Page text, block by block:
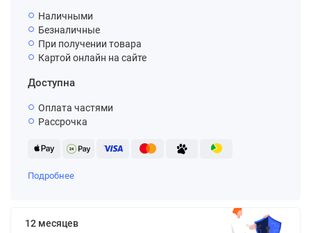
Наличными
Безналичные
При получении товара
Картой онлайн на сайте
Доступна
Оплата частями
Рассрочка
Подробнее
12 месяцев